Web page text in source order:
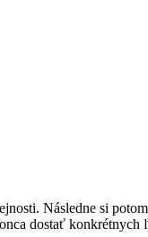
Následne si
dostať konkrétnych